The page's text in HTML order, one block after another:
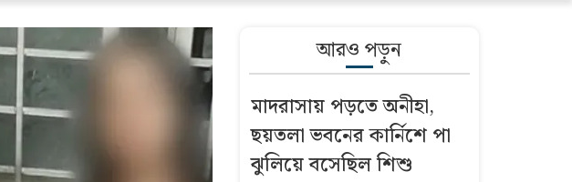
আরও পড়ুন
মাদরাসায় পড়তে অনীহা,
ছয়তলা ভবনের কার্নিশে পা
ঝুলিয়ে বসেছিল শিশু